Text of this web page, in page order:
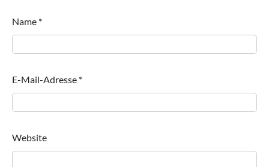
Name *
E-Mail-Adresse *
Website